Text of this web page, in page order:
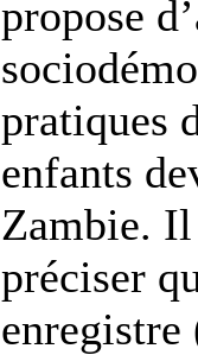
propose
pratiques
enfants
Zambie.
préciser
enregistre